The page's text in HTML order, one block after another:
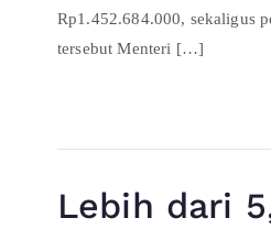
Rp1.452.684.000, sekaligus
tersebut Menteri […]
Lebih dari